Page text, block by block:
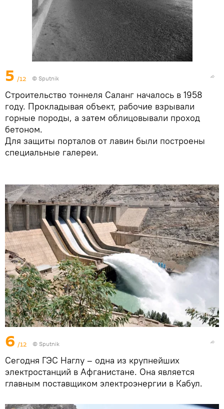
5 /12 © Sputnik
Строительство тоннеля Саланг началось в 1958
году. Прокладывая объект, рабочие взрывали
горные породы, а затем облицовывали проход
бетоном.
Для защиты порталов от лавин были построены
специальные галереи.
6 /12 © Sputnik
Сегодня ГЭС Наглу – одна из крупнейших
электростанций в Афганистане. Она является
главным поставщиком электроэнергии в Кабул.